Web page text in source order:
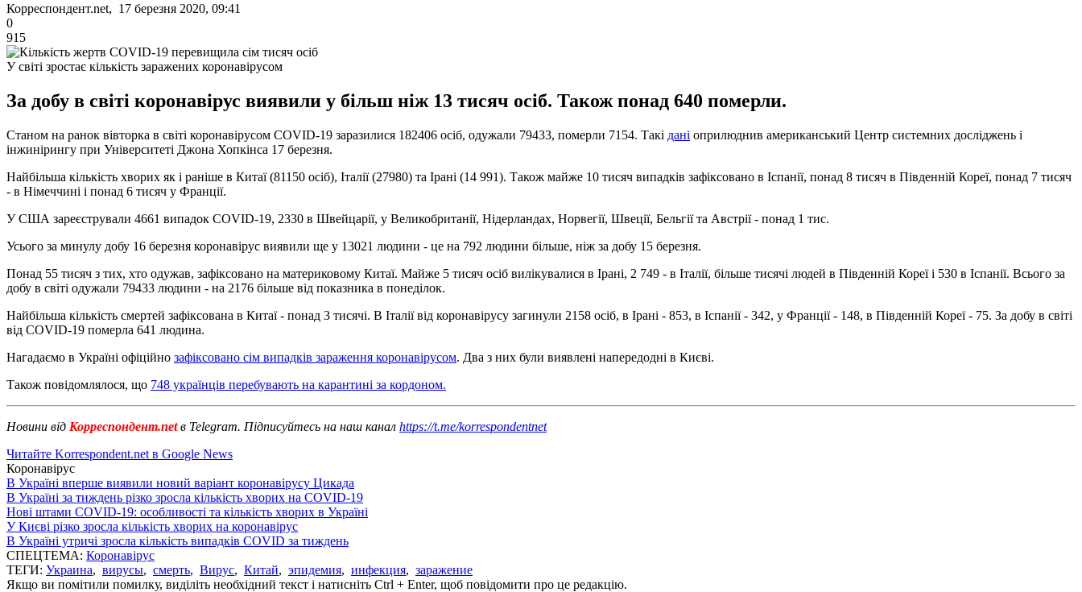
Корреспондент.net, 17 березня 2020, 09:41
0
915
У світі зростає кількість заражених коронавірусом
За добу в світі коронавірус виявили у більш ніж 13 тисяч осіб. Також понад 640 померли.
Станом на ранок вівторка в світі коронавірусом COVID-19 заразилися 182406 осіб, одужали 79433, померли 7154. Такі дані оприлюднив американський Центр системних досліджень і
інжинірингу при Університеті Джона Хопкінса 17 березня.
Найбільша кількість хворих як і раніше в Китаї (81150 осіб), Італії (27980) та Ірані (14 991). Також майже 10 тисяч випадків зафіксовано в Іспанії, понад 8 тисяч в Південній Кореї, понад 7 тисяч
- в Німеччині і понад 6 тисяч у Франції.
У США зареєстрували 4661 випадок COVID-19, 2330 в Швейцарії, у Великобританії, Нідерландах, Норвегії, Швеції, Бельгії та Австрії - понад 1 тис.
Усього за минулу добу 16 березня коронавірус виявили ще у 13021 людини - це на 792 людини більше, ніж за добу 15 березня.
Понад 55 тисяч з тих, хто одужав, зафіксовано на материковому Китаї. Майже 5 тисяч осіб вилікувалися в Ірані, 2 749 - в Італії, більше тисячі людей в Південній Кореї і 530 в Іспанії. Всього за
добу в світі одужали 79433 людини - на 2176 більше від показника в понеділок.
Найбільша кількість смертей зафіксована в Китаї - понад 3 тисячі. В Італії від коронавірусу загинули 2158 осіб, в Ірані - 853, в Іспанії - 342, у Франції - 148, в Південній Кореї - 75. За добу в світі
від COVID-19 померла 641 людина.
Нагадаємо в Україні офіційно зафіксовано сім випадків зараження коронавірусом. Два з них були виявлені напередодні в Києві.
Також повідомлялося, що 748 українців перебувають на карантині за кордоном.
Новини від Корреспондент.netв Telegram. Підписуйтесь на наш канал https://t.me/korrespondentnet
Читайте Korrespondent.net в Google News
Коронавірус
В Україні вперше виявили новий варіант коронавірусу Цикада
В Україні за тиждень різко зросла кількість хворих на COVID-19
Нові штами COVID-19: особливості та кількість хворих в Україні
У Києві різко зросла кількість хворих на коронавірус
В Україні утричі зросла кількість випадків COVID за тиждень
СПЕЦТЕМА: Коронавірус
ТЕГИ: Украина, вирусы, смерть, Вирус, Китай, эпидемия, инфекция, заражение
Якщо ви помітили помилку, виділіть необхідний текст і натисніть Ctrl + Enter, щоб повідомити про це редакцію.